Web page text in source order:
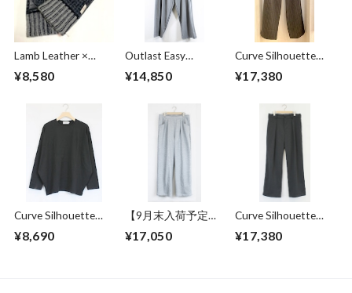
Lamb Leather ×
Harris Tweed
Combination
¥8,580
Outlast Easy
Pants Gray
¥14,850
Curve Silhouette
Slacks Pants Black
Stripe
¥17,380
Curve Silhouette
Cut & Sewn Black
¥8,690
【9月末入荷予定】
Sweat Wide Easy
Pants Gray
¥17,050
Curve Silhouette
Slacks Pants
Charcoal
¥17,380